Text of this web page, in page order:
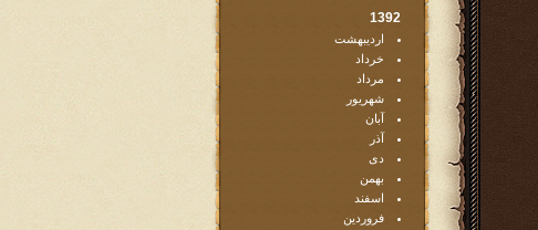
1392
اردیبهشت
خرداد
مرداد
شهریور
آبان
آذر
دی
بهمن
اسفند
فروردین